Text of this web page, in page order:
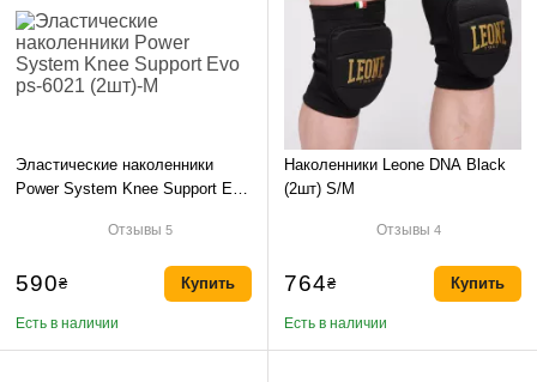
Эластические наколенники
Power System Knee Support Evo
Отзывы5
590₴
Есть в наличии
Купить
Наколенники Leone DNA Black
(2шт) S/M
Отзывы4
764₴
Есть в наличии
Купить